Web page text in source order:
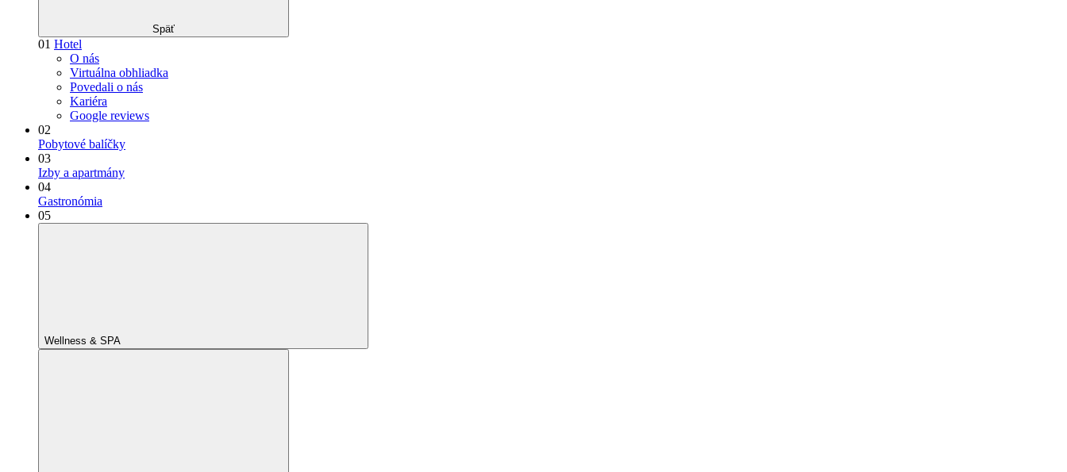
Späť
01 Hotel
O nás
Virtuálna obhliadka
Povedali o nás
Kariéra
Google reviews
02
Pobytové balíčky
03
Izby a apartmány
04
Gastronómia
05
Wellness & SPA